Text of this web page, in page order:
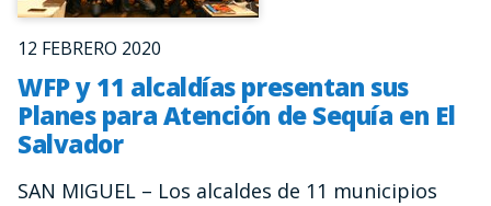
12 FEBRERO 2020
WFP y 11 alcaldías presentan sus
Planes para Atención de Sequía en El
Salvador
SAN MIGUEL – Los alcaldes de 11 municipios